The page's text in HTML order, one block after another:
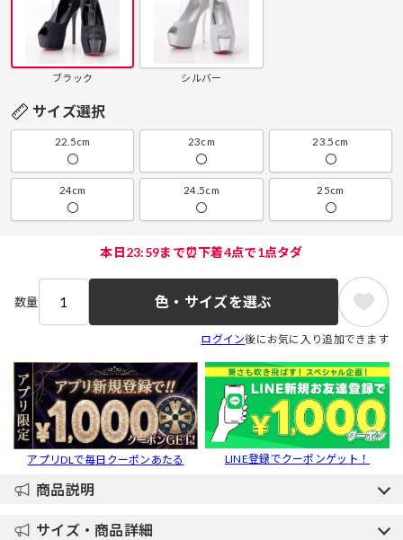
ブラック シルバー
サイズ選択
22.5cm
〇
23cm
〇
23.5cm
〇
24cm
〇
24.5cm
〇
25cm
〇
本日23:59まで⏰下着4点で1点タダ
数量 色・サイズを選ぶ
ログイン後にお気に入り追加できます
アプリDLで毎日クーポンあたる LINE登録でクーポンゲット！
商品説明
サイズ・商品詳細